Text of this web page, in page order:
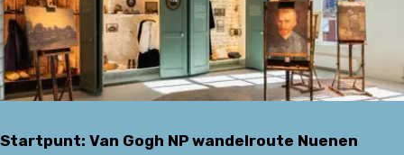
t
:
V
a
n
o
Startpunt: Van Gogh NP wandelroute Nuenen